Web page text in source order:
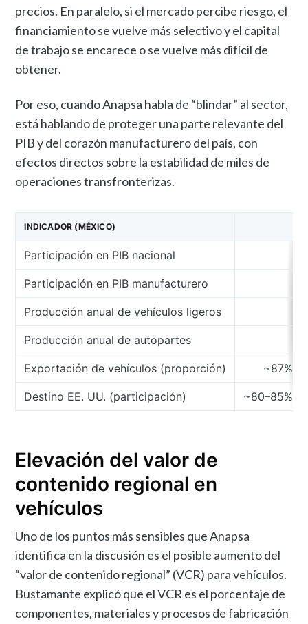
precios. En paralelo, si el mercado percibe riesgo, el
financiamiento se vuelve más selectivo y el capital
de trabajo se encarece o se vuelve más difícil de
obtener.
Por eso, cuando Anapsa habla de “blindar” al sector,
está hablando de proteger una parte relevante del
PIB y del corazón manufacturero del país, con
efectos directos sobre la estabilidad de miles de
operaciones transfronterizas.
INDICADOR (MÉXICO)
Participación en PIB nacional
Participación en PIB manufacturero
Producción anual de vehículos ligeros
Producción anual de autopartes
Exportación de vehículos (proporción) ~87%
Destino EE. UU. (participación) ~80–85%
Elevación del valor de
contenido regional en
vehículos
Uno de los puntos más sensibles que Anapsa
identifica en la discusión es el posible aumento del
“valor de contenido regional” (VCR) para vehículos.
Bustamante explicó que el VCR es el porcentaje de
componentes, materiales y procesos de fabricación